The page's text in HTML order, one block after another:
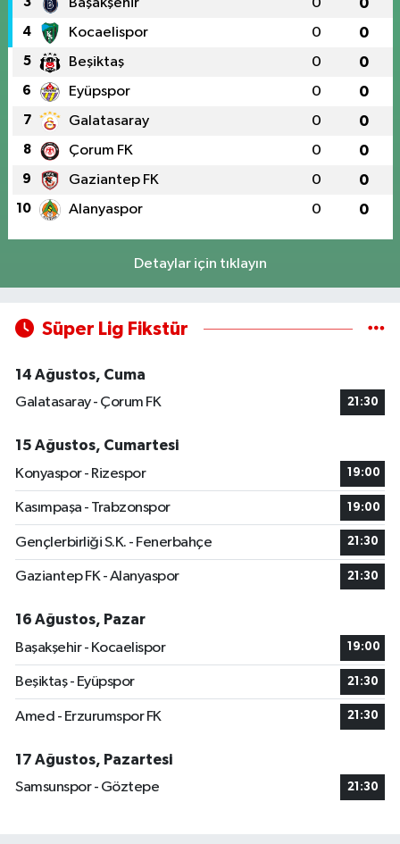
4 Kocaelispor 0 0
5 Beşiktaş 0 0
6 Eyüpspor 0 0
7 Galatasaray 0 0
8 Çorum FK 0 0
9 Gaziantep FK 0 0
10 Alanyaspor 0 0
Detaylar için tıklayın
Süper Lig Fikstür
14 Ağustos, Cuma
Galatasaray - Çorum FK
21:30
15 Ağustos, Cumartesi
Konyaspor - Rizespor
19:00
Kasımpaşa - Trabzonspor 19:00
Gençlerbirliği S.K. - Fenerbahçe 21:30
Gaziantep FK - Alanyaspor 21:30
16 Ağustos, Pazar
Başakşehir - Kocaelispor
19:00
Beşiktaş - Eyüpspor 21:30
Amed - Erzurumspor FK 21:30
17 Ağustos, Pazartesi
Samsunspor - Göztepe
21:30